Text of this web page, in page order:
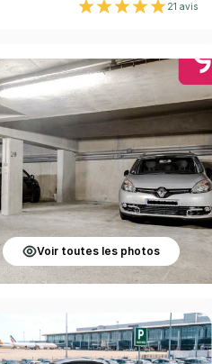
21 avis
Voir toutes les photos